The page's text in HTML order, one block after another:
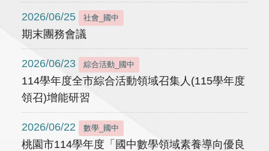
2026/06/25 社會_國中
期末團務會議
2026/06/23 綜合活動_國中
114學年度全市綜合活動領域召集人(115學年度
領召)增能研習
2026/06/22 數學_國中
桃園市114學年度「國中數學領域素養導向優良